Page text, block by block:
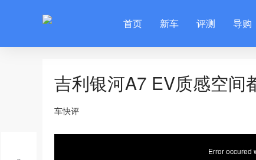
首页 新车 评测 导购
吉利银河A7 EV质感空间
车快评
Error occured